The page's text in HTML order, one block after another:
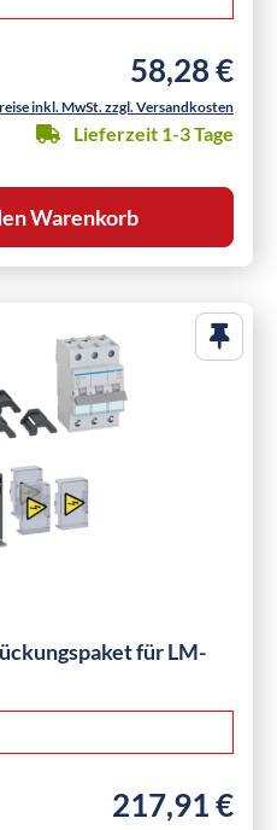
Regulärer
58,28 €
inkl. MwSt. zzgl. Versandkosten
Lieferzeit 1-3 Tage
Warenkorb
für LM-
Regulärer Preis:
217,91 €